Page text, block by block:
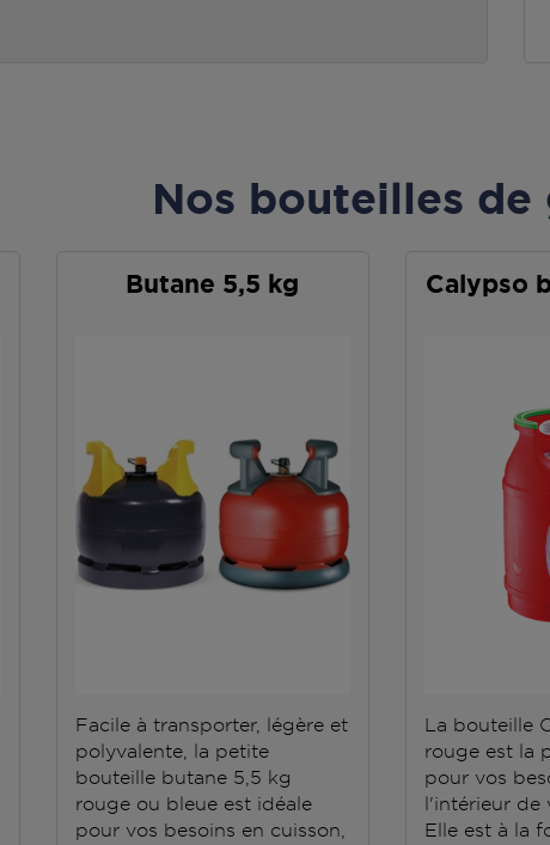
Nos bouteilles de
Butane 5,5 kg
Facile à transporter, légère et
polyvalente, la petite
bouteille butane 5,5 kg
rouge ou bleue est idéale
pour vos besoins en cuisson,
Calypso
La bouteille
rouge est la
pour vos
l'intérieur de
Elle est à la